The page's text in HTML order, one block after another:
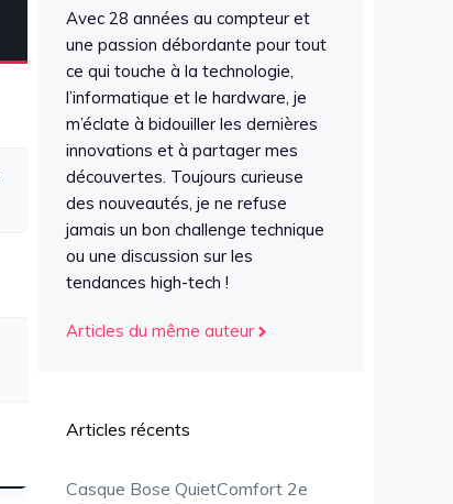
Avec 28 années au compteur et
une passion débordante pour tout
ce qui touche à la technologie,
l’informatique et le hardware, je
m’éclate à bidouiller les dernières
innovations et à partager mes
découvertes. Toujours curieuse
des nouveautés, je ne refuse
jamais un bon challenge technique
ou une discussion sur les
tendances high-tech !
Articles du même auteur
Articles récents
Casque Bose QuietComfort 2e